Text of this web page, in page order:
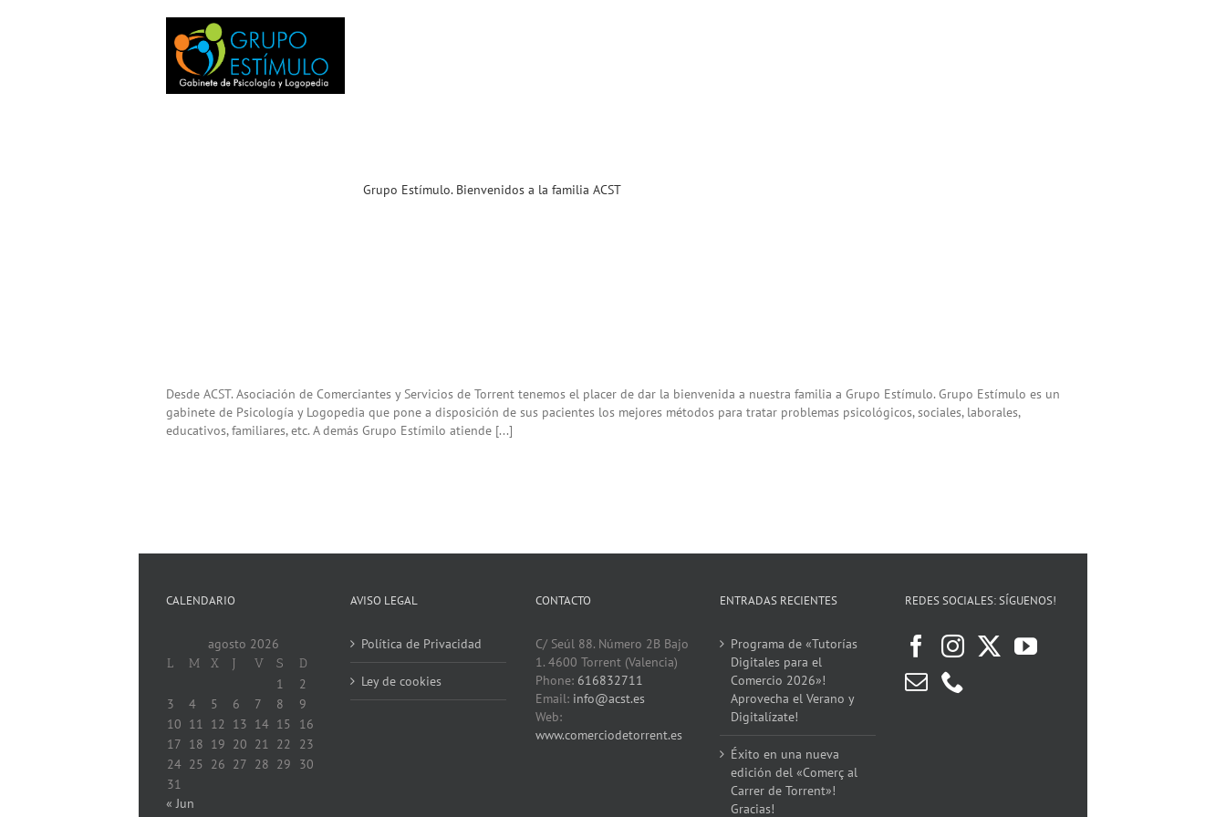
Grupo Estímulo. Bienvenidos a la familia ACST
Desde ACST. Asociación de Comerciantes y Servicios de Torrent tenemos el placer de dar la bienvenida a nuestra familia a Grupo Estímulo. Grupo Estímulo es un
gabinete de Psicología y Logopedia que pone a disposición de sus pacientes los mejores métodos para tratar problemas psicológicos, sociales, laborales,
educativos, familiares, etc. A demás Grupo Estímilo atiende [...]
CALENDARIO
agosto 2026
L M X J V S D
1
2
3
4 5 6 7 8
9
10 11 12 13 14 15
16
17 18 19 20 21 22
23
24 25 26 27 28 29
30
31
« Jun
AVISO LEGAL
Política de Privacidad
Ley de cookies
CONTACTO
C/ Seúl 88. Número 2B Bajo
1. 4600 Torrent (Valencia)
Phone: 616832711
Email: info@acst.es
Web:
www.comerciodetorrent.es
ENTRADAS RECIENTES
Programa de «Tutorías
Digitales para el
Comercio 2026»!
Aprovecha el Verano y
Digitalízate!
Éxito en una nueva
edición del «Comerç al
Carrer de Torrent»!
Gracias!
REDES SOCIALES: SÍGUENOS!